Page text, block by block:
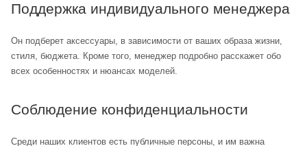
Поддержка индивидуального менеджера
Он подберет аксессуары, в зависимости от ваших образа жизни,
стиля, бюджета. Кроме того, менеджер подробно расскажет обо
всех особенностях и нюансах моделей.
Соблюдение конфиденциальности
Среди наших клиентов есть публичные персоны, и им важна